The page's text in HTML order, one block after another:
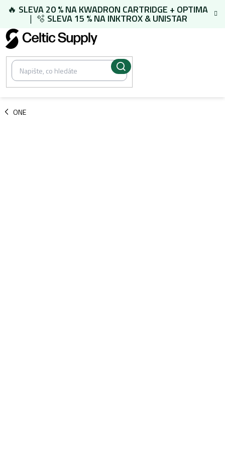
Přejít
obsah
🔥 SLEVA 20 % NAKWADRON CARTRIDGE + OPTIMA
| 🫧 SLEVA 15 % NAINKTROX & UNISTAR
ONE
/